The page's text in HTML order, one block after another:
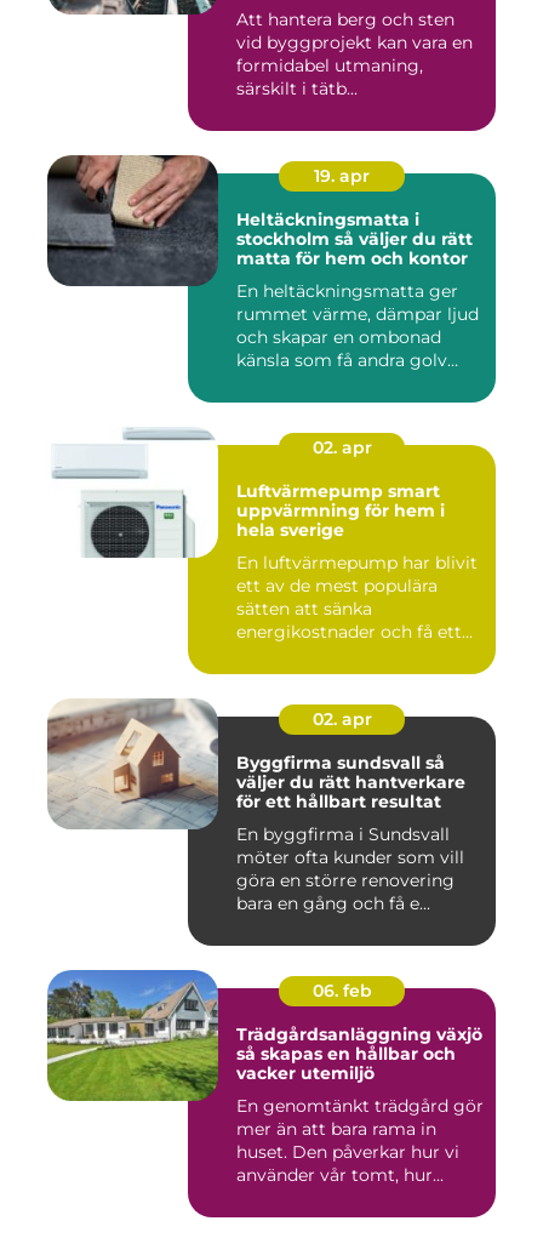
Att hantera berg och sten
vid byggprojekt kan vara en
formidabel utmaning,
särskilt i tätb...
19. apr
Heltäckningsmatta i
stockholm så väljer du rätt
matta för hem och kontor
En heltäckningsmatta ger
rummet värme, dämpar ljud
och skapar en ombonad
känsla som få andra golv
02. apr
Luftvärmepump smart
uppvärmning för hem i
hela sverige
En luftvärmepump har blivit
ett av de mest populära
sätten att sänka
energikostnader och få ett
02. apr
Byggfirma sundsvall så
väljer du rätt hantverkare
för ett hållbart resultat
En byggfirma i Sundsvall
möter ofta kunder som vill
göra en större renovering
bara en gång och få e...
06. feb
Trädgårdsanläggning växjö
så skapas en hållbar och
vacker utemiljö
En genomtänkt trädgård gör
mer än att bara rama in
huset. Den påverkar hur vi
använder vår tomt, hur...